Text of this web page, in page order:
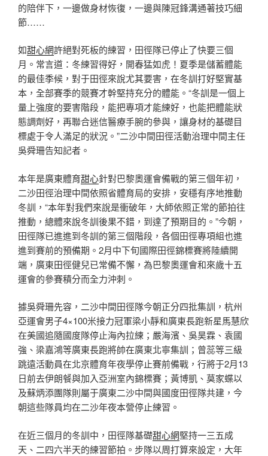
的陪伴下，一邊做身材恢復，一邊與陳冠鋒溝通著技巧細
節……
如甜心網許絕對死板的練習，田徑隊已停止了快要三個
月。常言道：冬練習得好，開春猛如虎！夏季是儲蓄體能
的最佳季候，對于田徑來說尤其要害，在冬訓打好堅實基
本，全部賽季的競賽才幹堅持充分的體能。“冬訓是一個上
量上強度的要害階段，能把專項才能練好，也能把體能狀
態調劑好，再聯合迷信醫療手腕的參與，讓身材的基礎目
標處于令人滿足的狀況。”二沙中間田徑活動治理中間主任
吳舜珊告知記者。
本年是廣東體育甜心針對巴黎奧運會備戰的第三個年初，
二沙田徑治理中間依照省體育局的安排，安穩有序地推動
冬訓，“本年對我們來說是衝破年，大師依照正常的節拍往
推動，總體來說冬訓後果不錯，到達了預期目的。”今朝，
田徑隊已進進到冬訓的第三個階段，各個田徑專項組也進
進到賽前的預備期。2月中下旬國際田徑錦標賽將陸續開
端，廣東田徑健兒已常備不懈，為巴黎奧運會和來歲十五
運會的參賽積分而全力沖刺。
據吳舜珊先容，二沙中間田徑隊今朝正分四批集訓，杭州
亞運會男子4×100米接力冠軍梁小靜和廣東長跑新星馬慧欣
在美國追隨國度隊停止海內拉練；嚴海濱、吳昊霖、袁國
強、梁嘉鴻等廣東長跑將帥在廣東北寧集訓；曾蕊等三級
跳遠活動員在北京體育年夜學停止賽前備戰，行將于2月13
日前去伊朗餐與加入亞洲室內錦標賽；黃博凱、莫家蝶以
及蘇炳添團隊則屬于廣東二沙中間與國度田徑隊共建，今
朝這些隊員均在二沙年夜本營停止練習。
在近三個月的冬訓中，田徑隊基礎甜心網堅持一三五成
天、二四六半天的練習節拍。步隊以周打算來設定，大年